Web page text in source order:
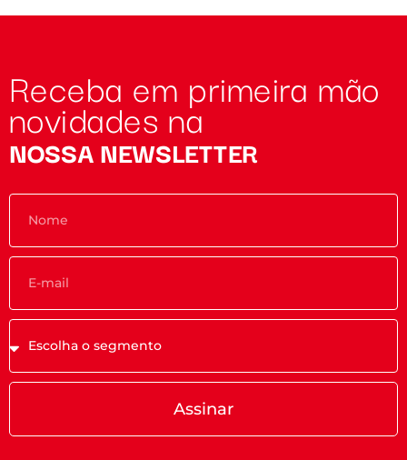
Receba em primeira mão
novidades na
NOSSA NEWSLETTER
Assinar